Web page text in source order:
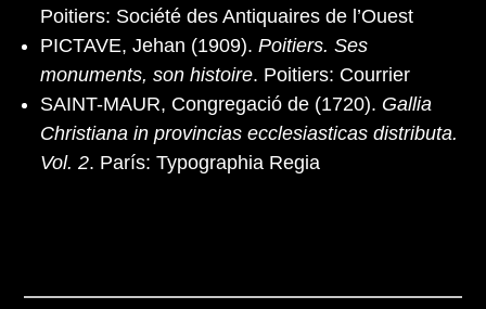
Poitiers: Société des Antiquaires de l’Ouest
PICTAVE, Jehan (1909). Poitiers. Ses
monuments, son histoire. Poitiers: Courrier
SAINT-MAUR, Congregació de (1720). Gallia
Christiana in provincias ecclesiasticas distributa.
Vol. 2. París: Typographia Regia